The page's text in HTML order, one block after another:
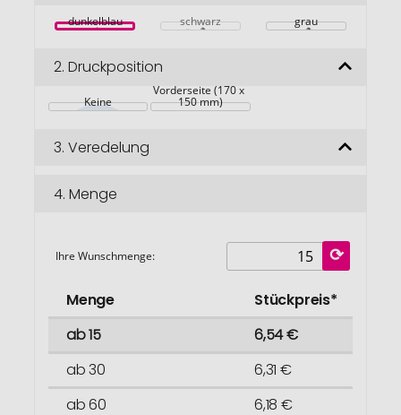
dunkelblau schwarz grau
2. Druckposition
Keine
Vorderseite (170 x
150 mm)
3. Veredelung
4. Menge
Ihre Wunschmenge:
Menge
Stückpreis*
ab 15
6,54 €
ab 30
6,31 €
ab 60
6,18 €